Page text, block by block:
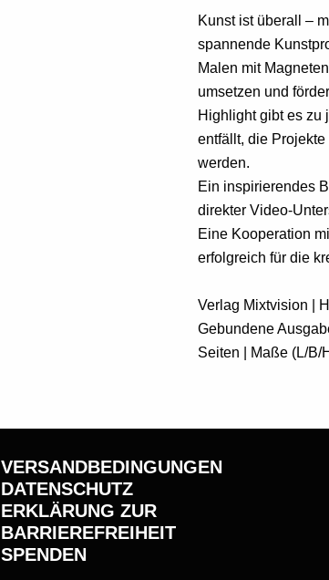
Kunst ist überall –
spannende
Malen mit
umsetzen und
Highlight gibt es zu
entfällt, die
werden.
Ein inspirierendes
direkter Video-
Eine Kooperation
erfolgreich für die
Verlag Mixtvision |
Gebundene
Seiten | Maße (L/B/
VERSANDBEDINGUNGEN
DATENSCHUTZ
ERKLÄRUNG ZUR
BARRIEREFREIHEIT
SPENDEN